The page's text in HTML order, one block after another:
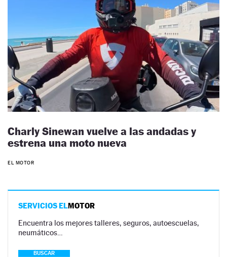
Charly Sinewan vuelve a las andadas y
estrena una moto nueva
EL MOTOR
SERVICIOS ELMOTOR
Encuentra los mejores talleres, seguros, autoescuelas,
neumáticos…
BUSCAR